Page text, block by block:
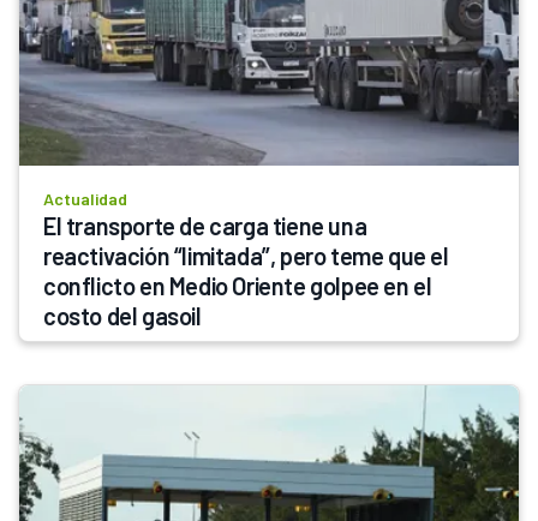
Actualidad
El transporte de carga tiene una
reactivación “limitada”, pero teme que el
conflicto en Medio Oriente golpee en el
costo del gasoil